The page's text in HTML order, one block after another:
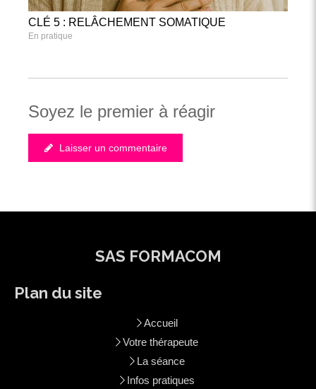
CLÉ 5 : RELÂCHEMENT SOMATIQUE
En pratique
Soyez le premier à réagir
Laisser un commentaire
SAS FORMACOM
Plan du site
Accueil
Votre thérapeute
La séance
Infos pratiques